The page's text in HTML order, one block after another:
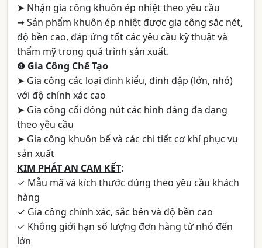
➤ Nhận gia công khuôn ép nhiệt theo yêu cầu
➟ Sản phẩm khuôn ép nhiệt được gia công sắc nét,
độ bền cao, đáp ứng tốt các yêu cầu kỹ thuật và
thẩm mỹ trong quá trình sản xuất.
❹ Gia Công Chế Tạo
➤ Gia công các loại đinh kiểu, đinh đập (lớn, nhỏ)
với độ chính xác cao
➤ Gia công cối đóng nút các hình dáng đa dạng
theo yêu cầu
➤ Gia công khuôn bế và các chi tiết cơ khí phục vụ
sản xuất
KIM PHÁT AN CAM KẾT:
✓ Mẫu mã và kích thước đúng theo yêu cầu khách
hàng
✓ Gia công chính xác, sắc bén và độ bền cao
✓ Không giới hạn số lượng đơn hàng từ nhỏ đến
lớn